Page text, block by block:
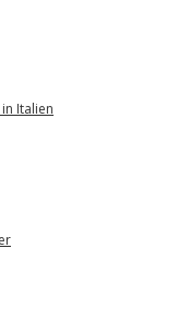
Italien